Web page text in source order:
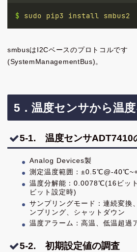
$ sudo pip3 install smbus2
smbusはI2Cベースのプロトコルです
(SystemManagementBus)。
5．温度センサから温
5-1. 温度センサADT7410
Analog Devices製
測定温度範囲：±0.5℃@-
温度分解能：0.0078℃(16ビッ
ビット設定時)
サンプリングモード：連続変換
ンプリング、シャットダウン
温度アラーム：高温、低温超過
5-2. 初期設定値の調査